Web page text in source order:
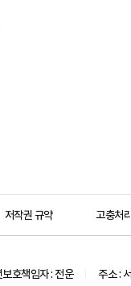
저작권 규약 고충처리
호책임자 : 전운 주소 :